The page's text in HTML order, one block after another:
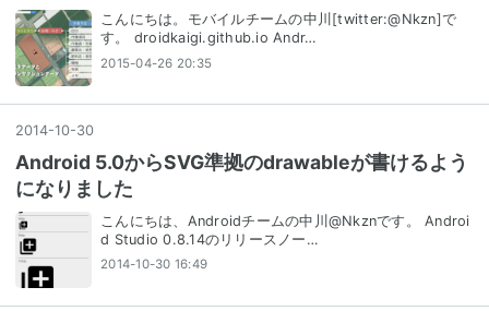
こんにちは。モバイルチームの中川[twitter:@Nkzn]で
す。 droidkaigi.github.io Andr…
2015-04-26 20:35
2014-10-30
Android 5.0からSVG準拠のdrawableが書けるよう
になりました
こんにちは、Androidチームの中川@Nkznです。 Androi
d Studio 0.8.14のリリースノー…
2014-10-30 16:49